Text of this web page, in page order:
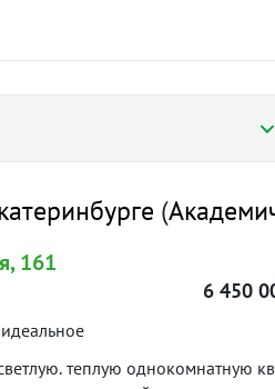
%
%
в банке.
II пол. 2025
(
161
6 450
теплую однокомнатную